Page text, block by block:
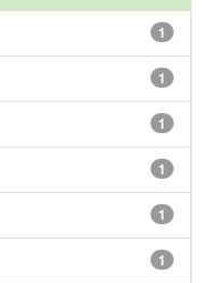
1
1
1
1
1
1